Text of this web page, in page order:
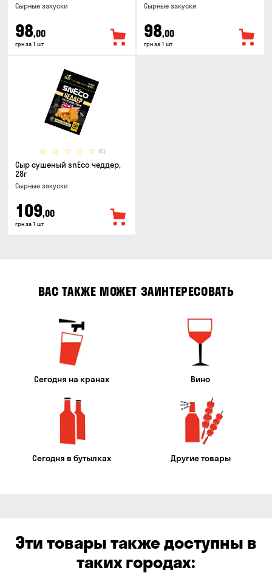
Cырные закуски
98,00
грн за 1 шт
Cырные закуски
98,00
грн за 1 шт
(0)
Сыр сушеный snEco чеддер,
28г
Cырные закуски
109,00
грн за 1 шт
ВАС ТАКЖЕ МОЖЕТ ЗАИНТЕРЕСОВАТЬ
Сегодня на кранах Вино
Сегодня в бутылках Другие товары
Эти товары также доступны в
таких городах: